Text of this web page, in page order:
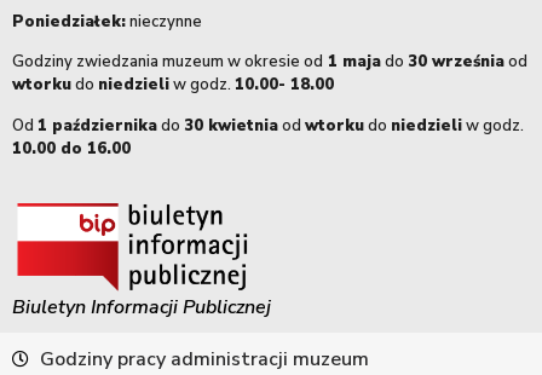
Poniedziałek:nieczynne
Godziny zwiedzania muzeum w okresie od 1 majado 30 wrześniaod
wtorkudo niedzieliw godz. 10.00- 18.00
Od 1 październikado 30 kwietniaod wtorkudo niedzieliw godz.
10.00 do 16.00
Biuletyn Informacji Publicznej
Godziny pracy administracji muzeum